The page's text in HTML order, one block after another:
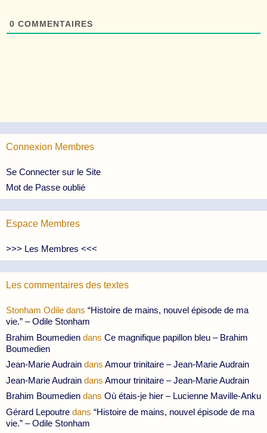
0 COMMENTAIRES
Connexion Membres
Se Connecter sur le Site
Mot de Passe oublié
Espace Membres
>>> Les Membres <<<
Les commentaires des textes
Stonham Odile dans “Histoire de mains, nouvel épisode de ma
vie.” – Odile Stonham
Brahim Boumedien dans Ce magnifique papillon bleu – Brahim
Boumedien
Jean-Marie Audrain dans Amour trinitaire – Jean-Marie Audrain
Jean-Marie Audrain dans Amour trinitaire – Jean-Marie Audrain
Brahim Boumedien dans Où étais-je hier – Lucienne Maville-Anku
Gérard Lepoutre dans “Histoire de mains, nouvel épisode de ma
vie.” – Odile Stonham